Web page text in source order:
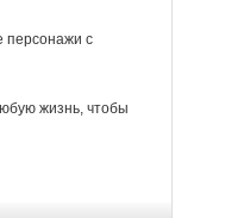
персонажи с
жизнь, чтобы